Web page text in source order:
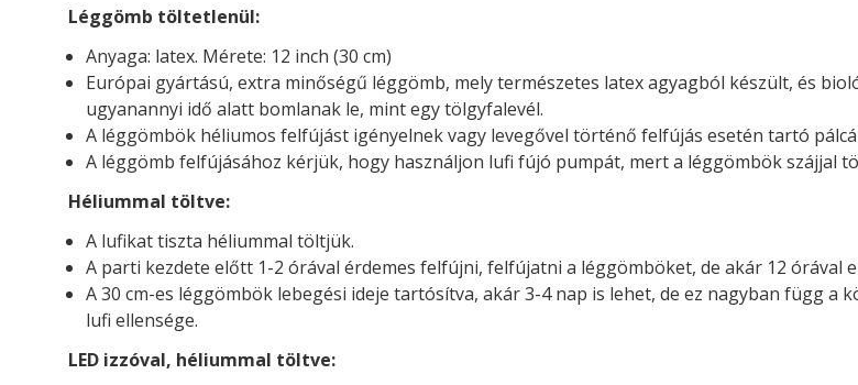
Léggömb töltetlenül:
Anyaga: latex. Mérete: 12 inch (30 cm)
Európai gyártású, extra minőségű léggömb, mely természetes latex agyagból készült, és
ugyanannyi idő alatt bomlanak le, mint egy tölgyfalevél.
A léggömbök héliumos felfújást igényelnek vagy levegővel történő felfújás esetén tartó
A léggömb felfújásához kérjük, hogy használjon lufi fújó pumpát, mert a léggömbök szájjal
Héliummal töltve:
A lufikat tiszta héliummal töltjük.
A parti kezdete előtt 1-2 órával érdemes felfújni, felfújatni a léggömböket, de akár 12 órával
A 30 cm-es léggömbök lebegési ideje tartósítva, akár 3-4 nap is lehet, de ez nagyban függ
lufi ellensége.
LED izzóval, héliummal töltve: